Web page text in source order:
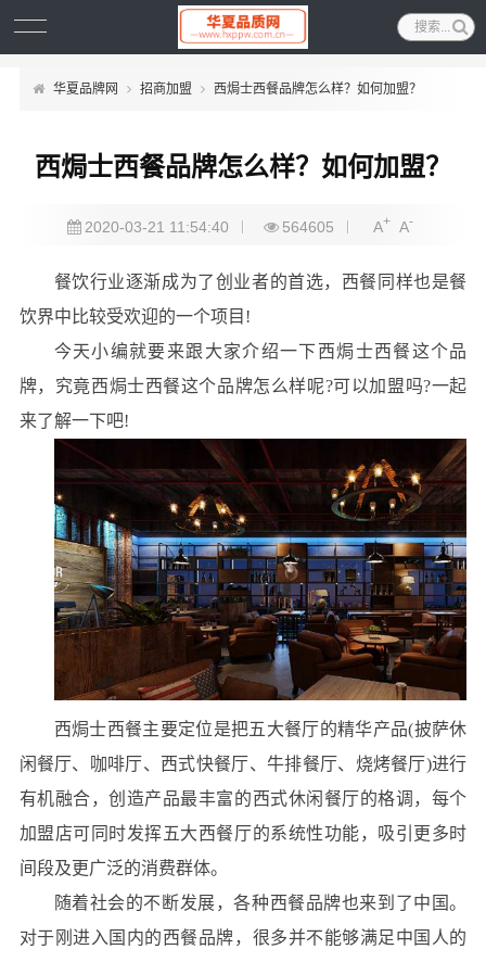
华夏品牌网 招商加盟 西焗士西餐品牌怎么样？如何加盟？
西焗士西餐品牌怎么样？如何加盟？
2020-03-21 11:54:40 564605 A+ A-
餐饮行业逐渐成为了创业者的首选，西餐同样也是餐
饮界中比较受欢迎的一个项目!
今天小编就要来跟大家介绍一下西焗士西餐这个品
牌，究竟西焗士西餐这个品牌怎么样呢?可以加盟吗?一起
来了解一下吧!
西焗士西餐主要定位是把五大餐厅的精华产品(披萨休
闲餐厅、咖啡厅、西式快餐厅、牛排餐厅、烧烤餐厅)进行
有机融合，创造产品最丰富的西式休闲餐厅的格调，每个
加盟店可同时发挥五大西餐厅的系统性功能，吸引更多时
间段及更广泛的消费群体。
随着社会的不断发展，各种西餐品牌也来到了中国。
对于刚进入国内的西餐品牌，很多并不能够满足中国人的